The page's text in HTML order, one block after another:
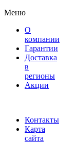
Меню
О
компании
Гарантии
Доставка
в
регионы
Акции
Контакты
Карта
сайта